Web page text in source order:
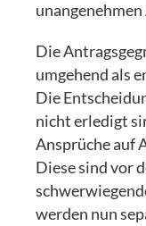
Die
umgehend als
Die
nicht erledigt
Ansprüche auf
Diese sind vor
werden nun